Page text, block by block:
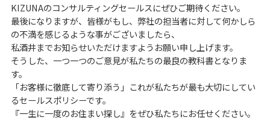
KIZUNAのコンサルティングセールスにぜひご期待ください。
最後になりますが、皆様がもし、弊社の担当者に対して何かしら
の不満を感じるような事がございましたら、
私酒井までお知らせいただけますようお願い申し上げます。
そうした、一つ一つのご意見が私たちの最良の教科書となりま
す。
「お客様に徹底して寄り添う」これが私たちが最も大切にしてい
るセールスポリシーです。
『一生に一度のお住まい探し』をぜひ私たちにお任せください。